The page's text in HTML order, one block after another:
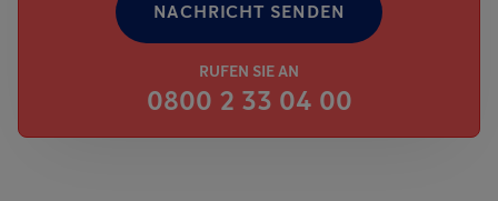
NACHRICHT SENDEN
RUFEN SIE AN
0800 2 33 04 00